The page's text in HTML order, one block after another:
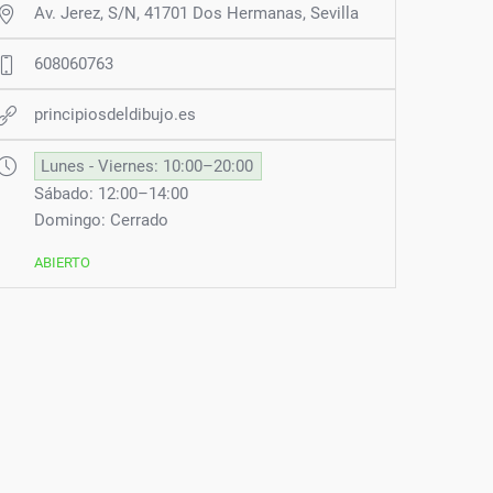
Av. Jerez, S/N, 41701 Dos Hermanas, Sevilla
608060763
principiosdeldibujo.es
Lunes - Viernes: 10:00–20:00
Sábado: 12:00–14:00
Domingo: Cerrado
ABIERTO